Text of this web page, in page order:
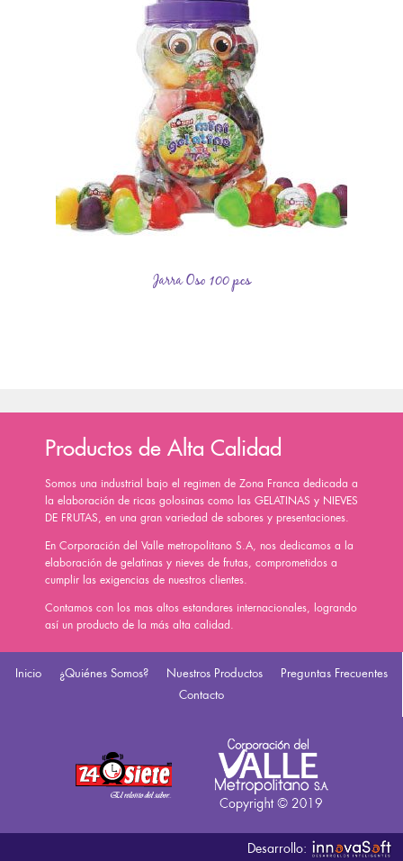
Jarra Oso 100 pcs
Productos de Alta Calidad
Somos una industrial bajo el regimen de Zona Franca dedicada a
la elaboración de ricas golosinas como las GELATINAS y NIEVES
DE FRUTAS, en una gran variedad de sabores y presentaciones.
En Corporación del Valle metropolitano S.A, nos dedicamos a la
elaboración de gelatinas y nieves de frutas, comprometidos a
cumplir las exigencias de nuestros clientes.
Contamos con los mas altos estandares internacionales, logrando
así un producto de la más alta calidad.
Inicio ¿Quiénes Somos? Nuestros Productos
Preguntas Frecuentes
Contacto
Desarrollo: